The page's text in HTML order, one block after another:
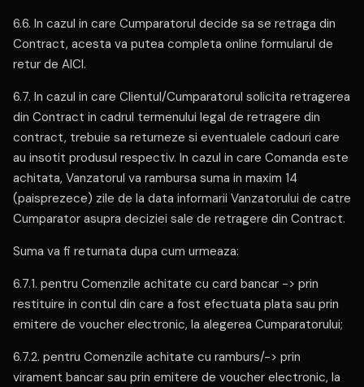
6.6. In cazul in care Cumparatorul decide sa se retraga din
Contract, acesta va putea completa online formularul de
retur de AICI.
6.7. In cazul in care Clientul/Cumparatorul solicita retragerea
din Contract in cadrul termenului legal de retragere din
contract, trebuie sa returneze si eventualele cadouri care
au insotit produsul respectiv. In cazul in care Comanda este
achitata, Vanzatorul va rambursa suma in maxim 14
(paisprezece) zile de la data informarii Vanzatorului de catre
Cumparator asupra deciziei sale de retragere din Contract.
Suma va fi returnata dupa cum urmeaza:
6.7.1. pentru Comenzile achitate cu card bancar -> prin
restituire in contul din care a fost efectuata plata sau prin
emitere de voucher electronic, la alegerea Cumparatorului;
6.7.2. pentru Comenzile achitate cu ramburs/-> prin
virament bancar sau prin emitere de voucher electronic, la